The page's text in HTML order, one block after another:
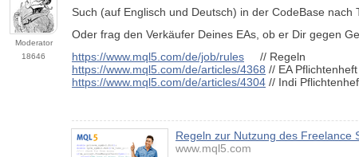
Moderator
18646
Such (auf Englisch und Deutsch) in der CodeBase
Oder frag den Verkäufer Deines EAs, ob er Dir gegen
https://www.mql5.com/de/job/rules // Regeln
https://www.mql5.com/de/articles/4368 // EA
https://www.mql5.com/de/articles/4304 // Indi
Regeln zur Nutzung des Freelance
www.mql5.com